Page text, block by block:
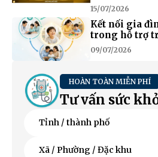
15/07/2026
Kết nối gia
trong hỗ trợ
09/07/2026
HOÀN TOÀN MIỄN PHÍ
Tư vấn sức